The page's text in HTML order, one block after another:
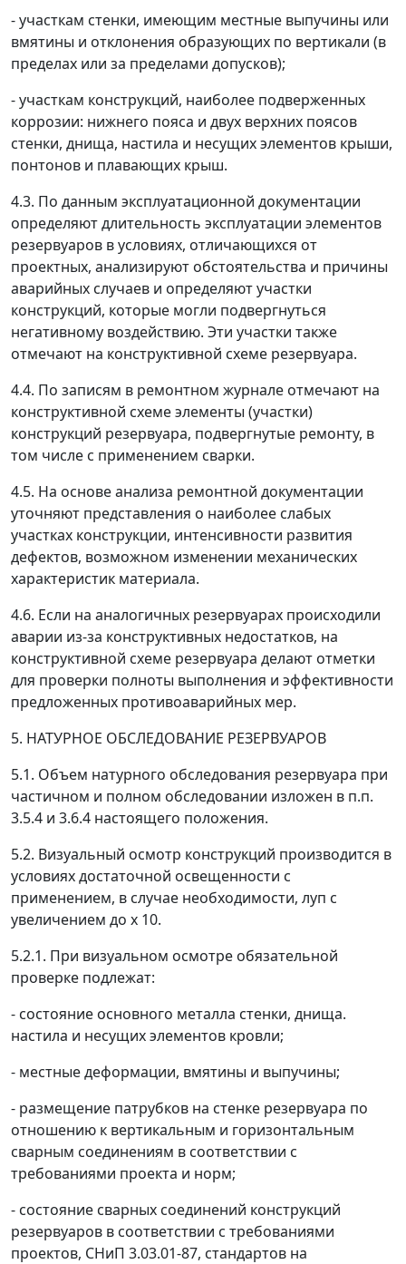
- участкам стенки, имеющим местные выпучины или
вмятины и отклонения образующих по вертикали (в
пределах или за пределами допусков);
- участкам конструкций, наиболее подверженных
коррозии: нижнего пояса и двух верхних поясов
стенки, днища, настила и несущих элементов крыши,
понтонов и плавающих крыш.
4.3. По данным эксплуатационной документации
определяют длительность эксплуатации элементов
резервуаров в условиях, отличающихся от
проектных, анализируют обстоятельства и причины
аварийных случаев и определяют участки
конструкций, которые могли подвергнуться
негативному воздействию. Эти участки также
отмечают на конструктивной схеме резервуара.
4.4. По записям в ремонтном журнале отмечают на
конструктивной схеме элементы (участки)
конструкций резервуара, подвергнутые ремонту, в
том числе с применением сварки.
4.5. На основе анализа ремонтной документации
уточняют представления о наиболее слабых
участках конструкции, интенсивности развития
дефектов, возможном изменении механических
характеристик материала.
4.6. Если на аналогичных резервуарах происходили
аварии из-за конструктивных недостатков, на
конструктивной схеме резервуара делают отметки
для проверки полноты выполнения и эффективности
предложенных противоаварийных мер.
5. НАТУРНОЕ ОБСЛЕДОВАНИЕ РЕЗЕРВУАРОВ
5.1. Объем натурного обследования резервуара при
частичном и полном обследовании изложен в п.п.
3.5.4 и 3.6.4 настоящего положения.
5.2. Визуальный осмотр конструкций производится в
условиях достаточной освещенности с
применением, в случае необходимости, луп с
увеличением до х 10.
5.2.1. При визуальном осмотре обязательной
проверке подлежат:
- состояние основного металла стенки, днища.
настила и несущих элементов кровли;
- местные деформации, вмятины и выпучины;
- размещение патрубков на стенке резервуара по
отношению к вертикальным и горизонтальным
сварным соединениям в соответствии с
требованиями проекта и норм;
- состояние сварных соединений конструкций
резервуаров в соответствии с требованиями
проектов, СНиП 3.03.01-87, стандартов на